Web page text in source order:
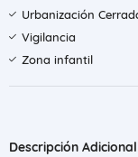
Urbanización
Vigilancia
Zona infantil
Descripción